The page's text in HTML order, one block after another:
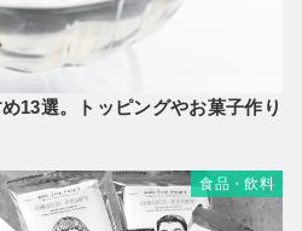
13選。トッピングやお菓子作り
食品・飲料